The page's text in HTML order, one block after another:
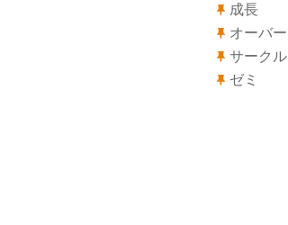
成長
オーバー
サークル
ゼミ